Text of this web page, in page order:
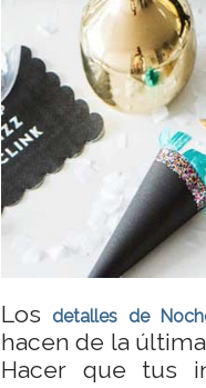
Los detalles de
hacen de la
Hacer que tus